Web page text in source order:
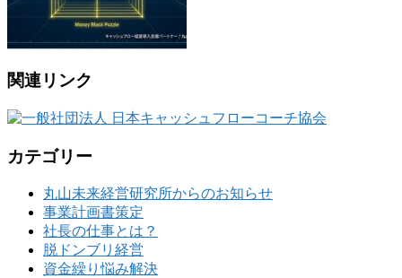
関連リンク
カテゴリー
丸山未来経営研究所からのお知らせ
事業計画書策定
社長の仕事とは？
脱ドンブリ経営
資金繰り悩み解決